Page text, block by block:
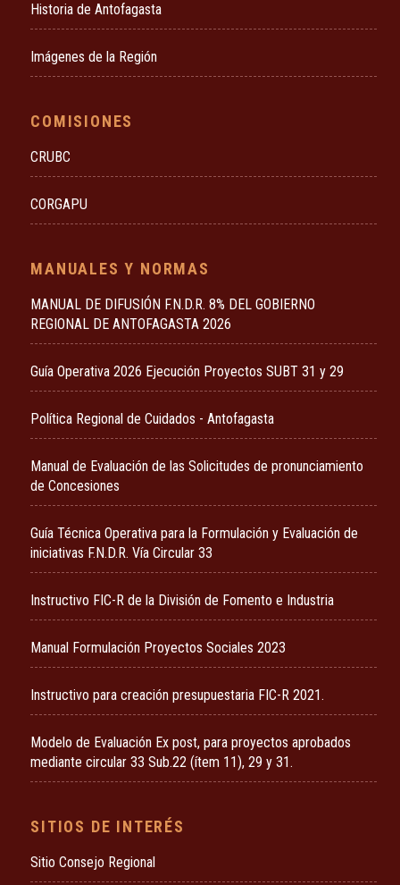
Historia de Antofagasta
Imágenes de la Región
COMISIONES
CRUBC
CORGAPU
MANUALES Y NORMAS
MANUAL DE DIFUSIÓN F.N.D.R. 8% DEL GOBIERNO
REGIONAL DE ANTOFAGASTA 2026
Guía Operativa 2026 Ejecución Proyectos SUBT 31 y 29
Política Regional de Cuidados - Antofagasta
Manual de Evaluación de las Solicitudes de pronunciamiento
de Concesiones
Guía Técnica Operativa para la Formulación y Evaluación de
iniciativas F.N.D.R. Vía Circular 33
Instructivo FIC-R de la División de Fomento e Industria
Manual Formulación Proyectos Sociales 2023
Instructivo para creación presupuestaria FIC-R 2021.
Modelo de Evaluación Ex post, para proyectos aprobados
mediante circular 33 Sub.22 (ítem 11), 29 y 31.
SITIOS DE INTERÉS
Sitio Consejo Regional